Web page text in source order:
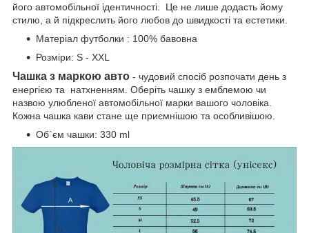
його автомобільної ідентичності. Це не лише додасть йому
стилю, а й підкреслить його любов до швидкості та естетики.
Матеріал футболки : 100% бавовна
Розміри: S - XXL
Чашка з маркою авто - чудовий спосіб розпочати день з
енергією та натхненням. Оберіть чашку з емблемою чи
назвою улюбленої автомобільної марки вашого чоловіка.
Кожна чашка кави стане ще приємнішою та особливішою.
Об`єм чашки: 330 ml